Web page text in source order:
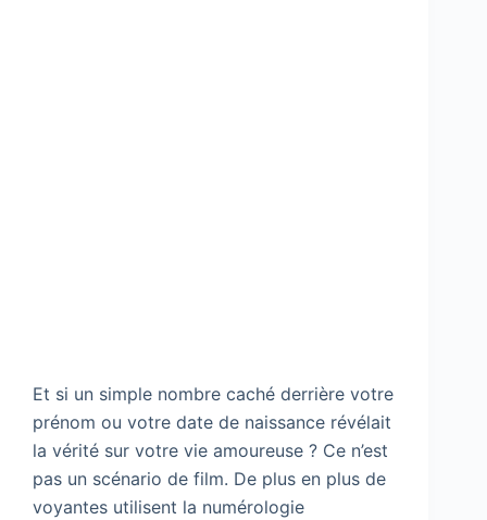
Et si un simple nombre caché derrière votre
prénom ou votre date de naissance révélait
la vérité sur votre vie amoureuse ? Ce n’est
pas un scénario de film. De plus en plus de
voyantes utilisent la numérologie